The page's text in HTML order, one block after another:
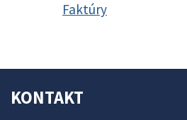
Faktúry
KONTAKT